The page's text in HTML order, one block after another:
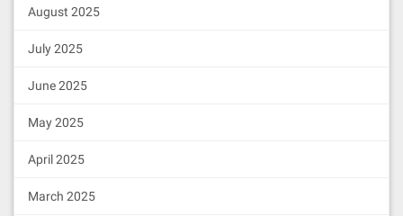
August 2025
July 2025
June 2025
May 2025
April 2025
March 2025